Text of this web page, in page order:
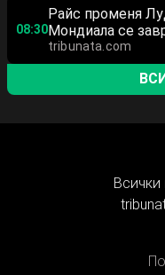
08:30
Райс променя
Мондиала се
tribunata.com